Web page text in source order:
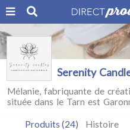
Serenity
Mélanie, fabriquante de
située dans le Tarn est
Produits (24) Histoire